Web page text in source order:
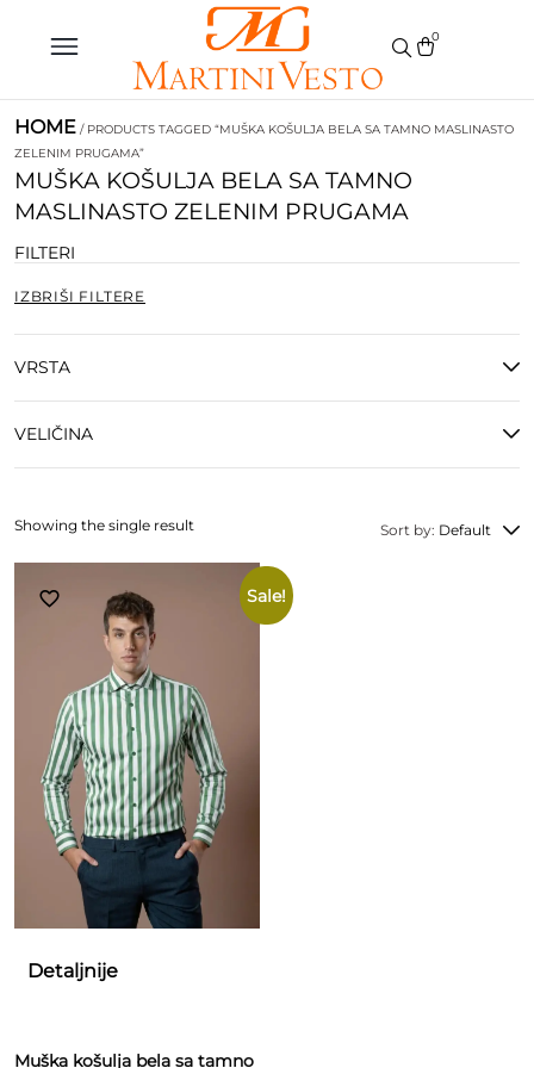
0
HOME / PRODUCTS TAGGED “MUŠKA KOŠULJA BELA SA TAMNO MASLINASTO
ZELENIM PRUGAMA”
MUŠKA KOŠULJA BELA SA TAMNO
MASLINASTO ZELENIM PRUGAMA
FILTERI
IZBRIŠI FILTERE
VRSTA
VELIČINA
Sort by: Default
Sale!
Detaljnije
Muška košulja bela sa tamno
Showing the single result